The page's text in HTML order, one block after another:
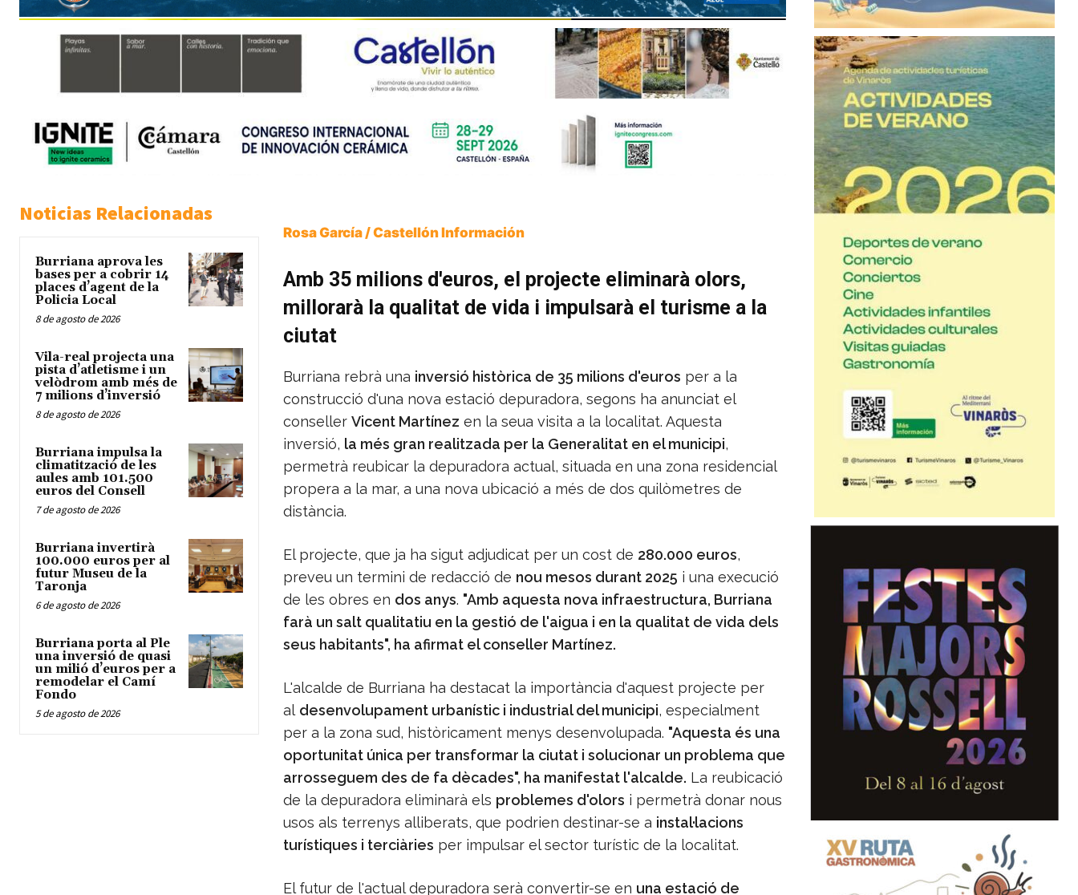
Noticias Relacionadas
Burriana aprova les
bases per a cobrir 14
places d’agent de la
Policia Local
8 de agosto de 2026
Vila-real projecta una
pista d’atletisme i un
velòdrom amb més de
7 milions d’inversió
8 de agosto de 2026
Burriana impulsa la
climatització de les
aules amb 101.500
euros del Consell
7 de agosto de 2026
Burriana invertirà
100.000 euros per al
futur Museu de la
Taronja
6 de agosto de 2026
Burriana porta al Ple
una inversió de quasi
un milió d’euros per a
remodelar el Camí
Fondo
5 de agosto de 2026
Rosa García / Castellón Información
Amb 35 milions d'euros, el projecte eliminarà olors,
millorarà la qualitat de vida i impulsarà el turisme a la
ciutat
Burriana rebrà una inversió històrica de 35 milions d'euros per a la
construcció d'una nova estació depuradora, segons ha anunciat el
conseller Vicent Martínez en la seua visita a la localitat. Aquesta
inversió, la més gran realitzada per la Generalitat en el municipi,
permetrà reubicar la depuradora actual, situada en una zona residencial
propera a la mar, a una nova ubicació a més de dos quilòmetres de
distància.
El projecte, que ja ha sigut adjudicat per un cost de 280.000 euros,
preveu un termini de redacció de nou mesos durant 2025 i una execució
de les obres en dos anys. "Amb aquesta nova infraestructura, Burriana
farà un salt qualitatiu en la gestió de l'aigua i en la qualitat de vida dels
seus habitants", ha afirmat el conseller Martínez.
L'alcalde de Burriana ha destacat la importància d'aquest projecte per
al desenvolupament urbanístic i industrial del municipi, especialment
per a la zona sud, històricament menys desenvolupada. "Aquesta és una
oportunitat única per transformar la ciutat i solucionar un problema que
arrosseguem des de fa dècades", ha manifestat l'alcalde. La reubicació
de la depuradora eliminarà els problemes d'olors i permetrà donar nous
usos als terrenys alliberats, que podrien destinar-se a instal·lacions
turístiques i terciàries per impulsar el sector turístic de la localitat.
El futur de l'actual depuradora serà convertir-se en una estació de